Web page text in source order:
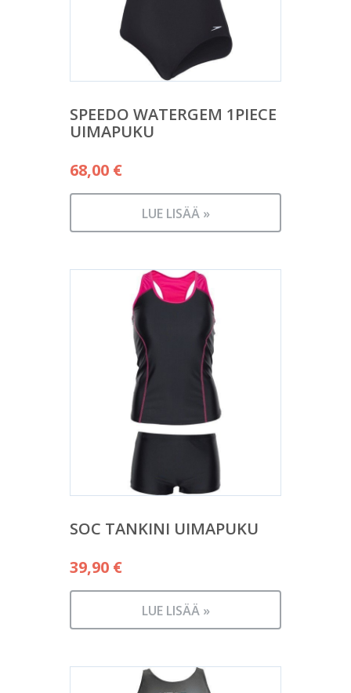
SPEEDO WATERGEM 1PIECE
UIMAPUKU
68,00 €
LUE LISÄÄ »
SOC TANKINI UIMAPUKU
39,90 €
LUE LISÄÄ »